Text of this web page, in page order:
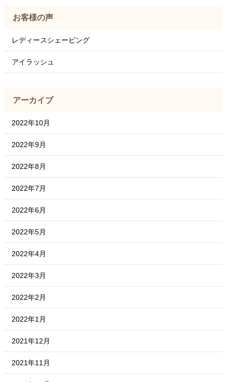
お客様の声
レディースシェービング
アイラッシュ
アーカイブ
2022年10月
2022年9月
2022年8月
2022年7月
2022年6月
2022年5月
2022年4月
2022年3月
2022年2月
2022年1月
2021年12月
2021年11月